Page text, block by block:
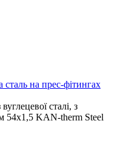
на прес-фітингах
сталі, з
54x1,5 KAN-therm Steel